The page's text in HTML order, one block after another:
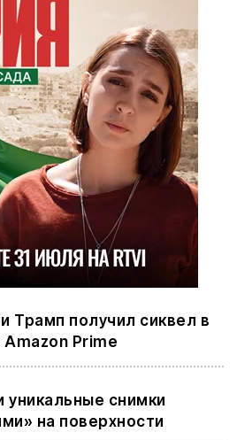
Трамп получил сиквел в
Prime
уникальные снимки
на поверхности